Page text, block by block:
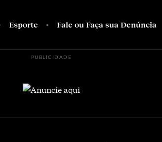
Esporte Fale ou Faça sua Denúncia
PUBLICIDADE